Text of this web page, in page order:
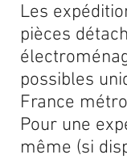
Les
pièces
possibles
France
Pour une
même (si